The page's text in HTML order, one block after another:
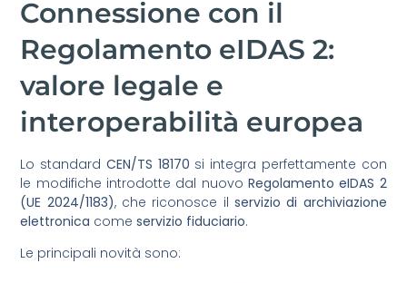
Connessione con il
Regolamento eIDAS 2:
valore legale e
interoperabilità europea
Lo standard CEN/TS 18170 si integra perfettamente con
le modifiche introdotte dal nuovo Regolamento eIDAS 2
(UE 2024/1183), che riconosce il servizio di archiviazione
elettronica comeservizio fiduciario.
Le principali novità sono: